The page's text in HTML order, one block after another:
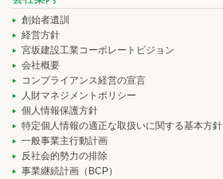
創始者遺訓
経営方針
宮坂建設工業コーポレートビジョン
会社概要
コンプライアンス経営の宣言
人財マネジメントポリシー
個人情報保護方針
特定個人情報の適正な取扱いに関する基本方針
一般事業主行動計画
反社会的勢力の排除
事業継続計画（BCP）